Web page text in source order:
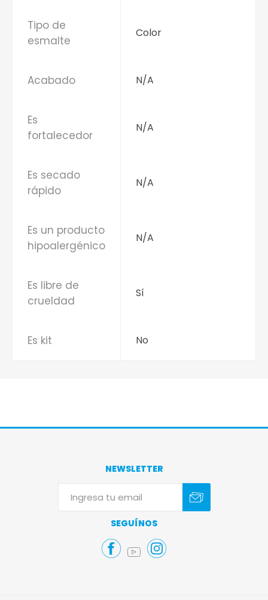
Tipo de
esmalte
Color
Acabado N/A
Es
fortalecedor
N/A
Es secado
rápido
N/A
Es un producto
hipoalergénico
N/A
Es libre de
crueldad
Sí
Es kit No
NEWSLETTER
SEGUÍNOS